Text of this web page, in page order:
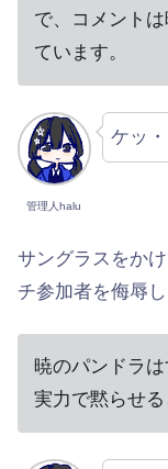
で、コメント
ています。
管理人halu
ケッ・
サングラスをか
チ参加者を侮辱し
暁のパンドラ
実力で黙らせる